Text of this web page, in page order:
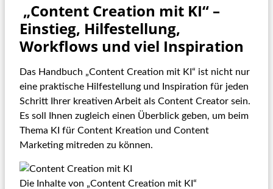
„Content Creation mit KI“ –
Einstieg, Hilfestellung,
Workflows und viel Inspiration
Das Handbuch „Content Creation mit KI“ ist nicht nur
eine praktische Hilfestellung und Inspiration für jeden
Schritt Ihrer kreativen Arbeit als Content Creator sein.
Es soll Ihnen zugleich einen Überblick geben, um beim
Thema KI für Content Kreation und Content
Marketing mitreden zu können.
Die Inhalte von „Content Creation mit KI“